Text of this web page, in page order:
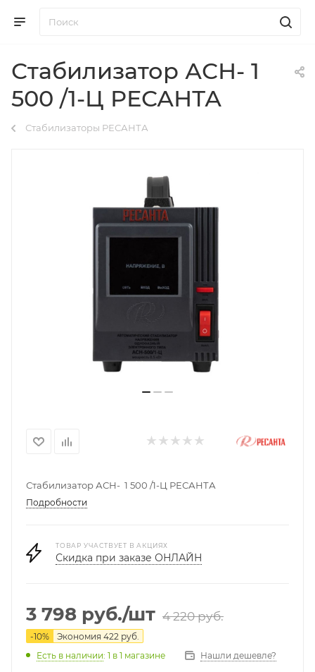
Стабилизатор АСН- 1
500 /1-Ц РЕСАНТА
Стабилизаторы РЕСАНТА
Стабилизатор АСН- 1 500 /1-Ц РЕСАНТА
Подробности
ТОВАР УЧАСТВУЕТ В АКЦИЯХ
Скидка при заказе ОНЛАЙН
3 798 руб./шт 4 220руб.
-10% Экономия 422 руб.
Есть в наличии: 1 в 1 магазине Нашли дешевле?